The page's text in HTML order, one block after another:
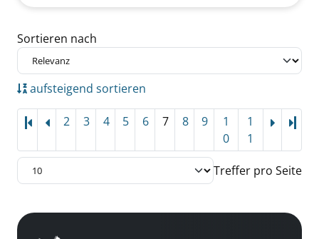
Zu den Suchfiltern springen
Sortieren nach
aufsteigend sortieren
2 3 4 5 6 7 8 9
1
0
1
1
Treffer pro Seite